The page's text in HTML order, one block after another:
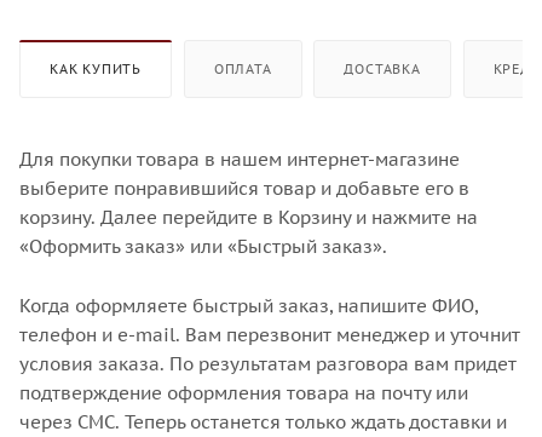
КАК КУПИТЬ ОПЛАТА ДОСТАВКА
Для покупки товара в нашем интернет-магазине
выберите понравившийся товар и добавьте его в
корзину. Далее перейдите в Корзину и нажмите на
«Оформить заказ» или «Быстрый заказ».
Когда оформляете быстрый заказ, напишите ФИО,
телефон и e-mail. Вам перезвонит менеджер и уточнит
условия заказа. По результатам разговора вам придет
подтверждение оформления товара на почту или
через СМС. Теперь останется только ждать доставки и